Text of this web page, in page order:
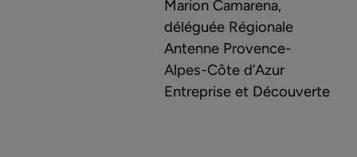
Marion Camarena,
déléguée Régionale
Antenne Provence-
Alpes-Côte d’Azur
Entreprise et Découverte